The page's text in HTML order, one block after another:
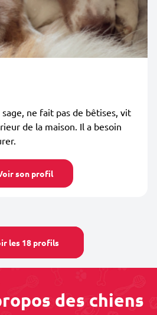
ne fait pas de bêtises, vit
de la maison. Il a besoin
son profil
les 18 profils
des chiens